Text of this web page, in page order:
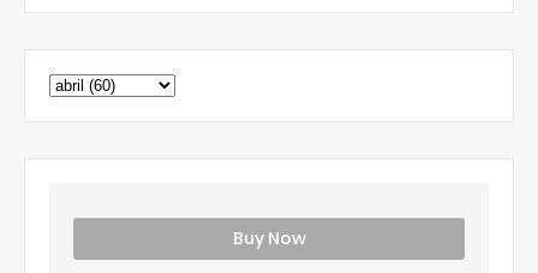
Buy Now